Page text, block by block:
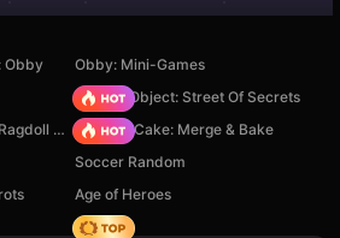
Obby
Obby: Mini-Games
Hidden Object: Street Of Secrets
Sprunki Action Playground: Ragdoll Sandbox Piece of Cake: Merge & Bake
Soccer Random
Age of Heroes
Hedgies